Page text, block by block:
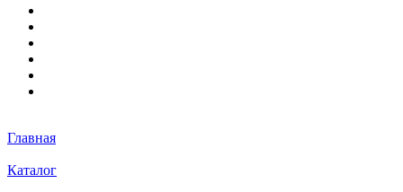
Главная
Каталог